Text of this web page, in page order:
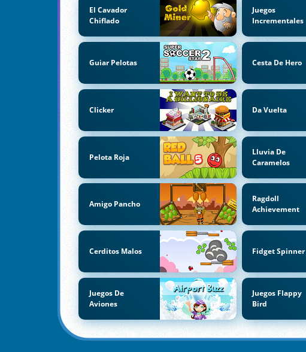
El Cavador
Chiflado
Juegos
Incrementales
Guiar Pelotas Cesta De Hero
Clicker Da Vuelta
Pelota Roja
Lluvia De
Caramelos
Amigo Pancho
Ragdoll
Achievement
Cerditos Malos Fidget Spinner
Juegos De
Aviones
Juegos Flappy
Bird